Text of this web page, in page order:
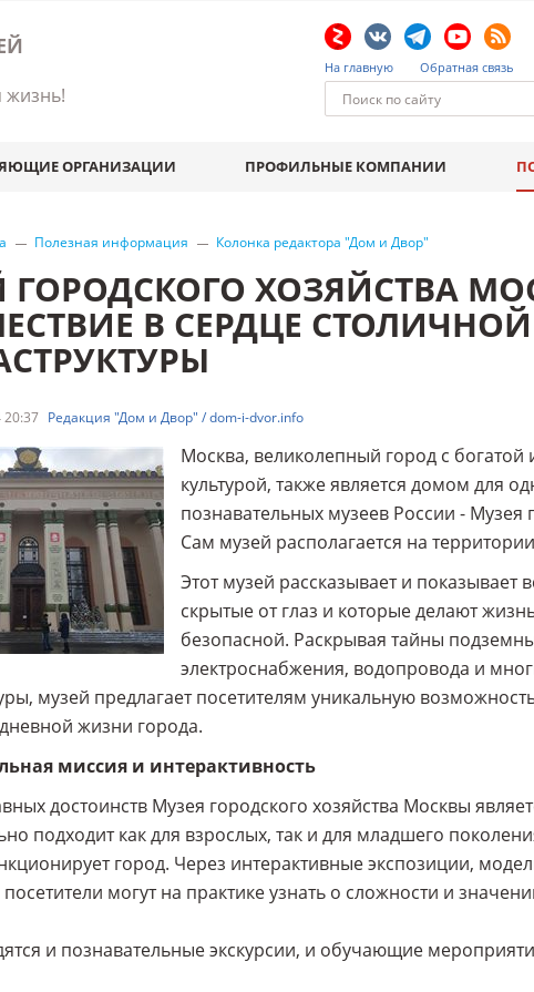
жизнь!
На главную Обратная связь
ОРГАНИЗАЦИИ ПРОФИЛЬНЫЕ КОМПАНИИ
Полезная информация Колонка редактора "Дом и Двор"
ГОРОДСКОГО ХОЗЯЙСТВА
В СЕРДЦЕ СТОЛИЧНОЙ
Редакция "Дом и Двор" / dom-i-dvor.info
Москва, великолепный город с богатой
культурой, также является домом для
познавательных музеев России - Музея
Сам музей располагается на
Этот музей рассказывает и показывает
скрытые от глаз и которые делают
безопасной. Раскрывая тайны
электроснабжения, водопровода и
музей предлагает посетителям уникальную
жизни города.
миссия и интерактивность
достоинств Музея городского хозяйства Москвы
подходит как для взрослых, так и для младшего
город. Через интерактивные экспозиции,
могут на практике узнать о сложности и
и познавательные экскурсии, и обучающие